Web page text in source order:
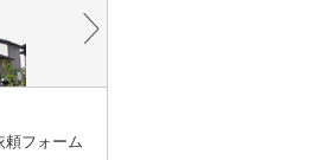
頼フォーム